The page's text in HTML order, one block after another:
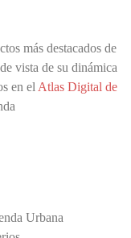
más destacados de
vista de su dinámica
en el Atlas Digital de
Urbana